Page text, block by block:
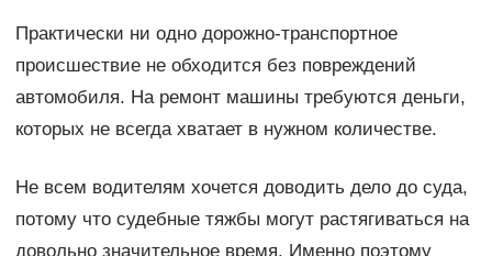
Практически ни одно дорожно-транспортное
происшествие не обходится без повреждений
автомобиля. На ремонт машины требуются деньги,
которых не всегда хватает в нужном количестве.
Не всем водителям хочется доводить дело до суда,
потому что судебные тяжбы могут растягиваться на
довольно значительное время. Именно поэтому